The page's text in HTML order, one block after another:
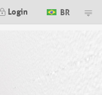
Login BR